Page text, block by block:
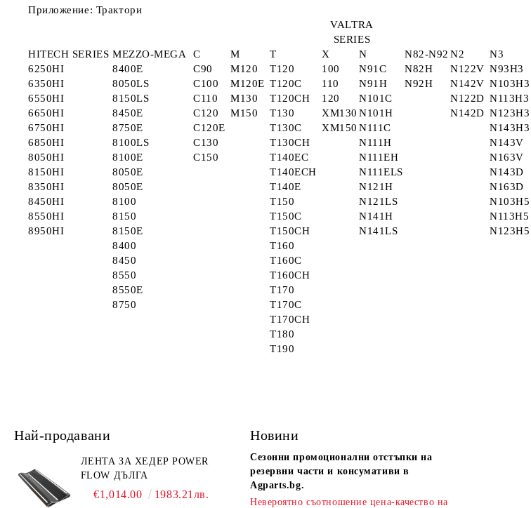
Приложение: Трактори
VALTRA
SERIES
HITECH SERIES MEZZO-MEGA C M T X N N82-N92 N2 N3
6250HI
8400E C90 M120 T120 100 N91C N82H N122V N93H3
6350HI
8050LS C100 M120E T120C 110 N91H N92H N142V N103H3
6550HI
8150LS C110 M130 T120CH 120 N101C N122D N113H3
6650HI
8450E C120 M150 T130 XM130 N101H N142D N123H3
6750HI
8750E C120E T130C XM150 N111C N143H3
6850HI
8100LS C130 T130CH N111H N143V
8050HI
8100E C150 T140EC N111EH N163V
8150HI
8050E T140ECH N111ELS N143D
8350HI
8050E T140E N121H N163D
8450HI
8100 T150 N121LS N103H5
8550HI
8150 T150C N141H N113H5
8950HI
8150E T150CH N141LS N123H5
8400
T160
8450
T160C
8550
T160CH
8550E
T170
8750
T170C
T170CH
T180
T190
Най-продавани
ЛЕНТА ЗА ХЕДЕР POWER
FLOW ДЪЛГА
€1,014.00 1983.21лв.
Новини
Сезонни промоционални отстъпки на
резервни части и консумативи в
Agparts.bg.
Невероятно съотношение цена-качество на